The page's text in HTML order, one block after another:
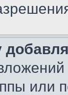
или